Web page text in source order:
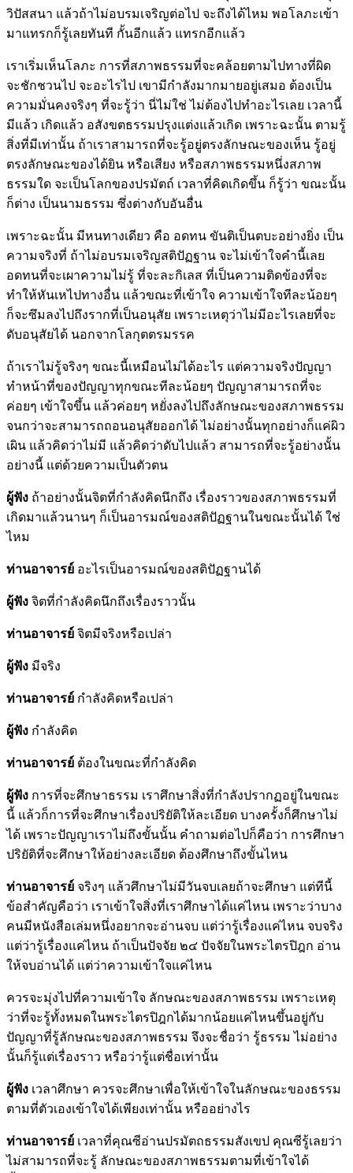
วิปัสสนา แล้วถ้าไม่อบรมเจริญต่อไป จะถึงได้ไหม พอโลภะเข้า
มาแทรกก็รู้เลยทันที กั้นอีกแล้ว แทรกอีกแล้ว
เราเริ่มเห็นโลภะ การที่สภาพธรรมที่จะคล้อยตามไปทางที่ผิด
จะชักชวนไป จะอะไรไป เขามีกำลังมากมายอยู่เสมอ ต้องเป็น
ความมั่นคงจริงๆ ที่จะรู้ว่า นี่ไม่ใช่ ไม่ต้องไปทำอะไรเลย เวลานี้
มีแล้ว เกิดแล้ว อสังขตธรรมปรุงแต่งแล้วเกิด เพราะฉะนั้น ตามรู้
สิ่งที่มีเท่านั้น ถ้าเราสามารถที่จะรู้อยู่ตรงลักษณะของเห็น รู้อยู่
ตรงลักษณะของได้ยิน หรือเสียง หรือสภาพธรรมหนึ่งสภาพ
ธรรมใด จะเป็นโลกของปรมัตถ์ เวลาที่คิดเกิดขึ้น ก็รู้ว่า ขณะนั้น
ก็ต่าง เป็นนามธรรม ซึ่งต่างกับอันอื่น
เพราะฉะนั้น มีหนทางเดียว คือ อดทน ขันติเป็นตบะอย่างยิ่ง เป็น
ความจริงที่ ถ้าไม่อบรมเจริญสติปัฏฐาน จะไม่เข้าใจคำนี้เลย
อดทนที่จะเผาความไม่รู้ ที่จะละกิเลส ที่เป็นความติดข้องที่จะ
ทำให้หันเหไปทางอื่น แล้วขณะที่เข้าใจ ความเข้าใจทีละน้อยๆ
ก็จะซึมลงไปถึงรากที่เป็นอนุสัย เพราะเหตุว่าไม่มีอะไรเลยที่จะ
ดับอนุสัยได้ นอกจากโลกุตตรมรรค
ถ้าเราไม่รู้จริงๆ ขณะนี้เหมือนไม่ได้อะไร แต่ความจริงปัญญา
ทำหน้าที่ของปัญญาทุกขณะทีละน้อยๆ ปัญญาสามารถที่จะ
ค่อยๆ เข้าใจขึ้น แล้วค่อยๆ หยั่งลงไปถึงลักษณะของสภาพธรรม
จนกว่าจะสามารถถอนอนุสัยออกได้ ไม่อย่างนั้นทุกอย่างก็แค่ผิว
เผิน แล้วคิดว่าไม่มี แล้วคิดว่าดับไปแล้ว สามารถที่จะรู้อย่างนั้น
อย่างนี้ แต่ด้วยความเป็นตัวตน
ผู้ฟัง ถ้าอย่างนั้นจิตที่กำลังคิดนึกถึง เรื่องราวของสภาพธรรมที่
เกิดมาแล้วนานๆ ก็เป็นอารมณ์ของสติปัฏฐานในขณะนั้นได้ ใช่
ไหม
ท่านอาจารย์ อะไรเป็นอารมณ์ของสติปัฏฐานได้
ผู้ฟัง จิตที่กำลังคิดนึกถึงเรื่องราวนั้น
ท่านอาจารย์ จิตมีจริงหรือเปล่า
ผู้ฟัง มีจริง
ท่านอาจารย์ กำลังคิดหรือเปล่า
ผู้ฟัง กำลังคิด
ท่านอาจารย์ ต้องในขณะที่กำลังคิด
ผู้ฟัง การที่จะศึกษาธรรม เราศึกษาสิ่งที่กำลังปรากฏอยู่ในขณะ
นี้ แล้วก็การที่จะศึกษาเรื่องปริยัติให้ละเอียด บางครั้งก็ศึกษาไม่
ได้ เพราะปัญญาเราไม่ถึงขั้นนั้น คำถามต่อไปก็คือว่า การศึกษา
ปริยัติที่จะศึกษาให้อย่างละเอียด ต้องศึกษาถึงขั้นไหน
ท่านอาจารย์ จริงๆ แล้วศึกษาไม่มีวันจบเลยถ้าจะศึกษา แต่ทีนี้
ข้อสำคัญคือว่า เราเข้าใจสิ่งที่เราศึกษาได้แค่ไหน เพราะว่าบาง
คนมีหนังสือเล่มหนึ่งอยากจะอ่านจบ แต่ว่ารู้เรื่องแค่ไหน จบจริง
แต่ว่ารู้เรื่องแค่ไหน ถ้าเป็นปัจจัย ๒๔ ปัจจัยในพระไตรปิฎก อ่าน
ให้จบอ่านได้ แต่ว่าความเข้าใจแค่ไหน
ควรจะมุ่งไปที่ความเข้าใจ ลักษณะของสภาพธรรม เพราะเหตุ
ว่าที่จะรู้ทั้งหมดในพระไตรปิฎกได้มากน้อยแค่ไหนขึ้นอยู่กับ
ปัญญาที่รู้ลักษณะของสภาพธรรม จึงจะชื่อว่า รู้ธรรม ไม่อย่าง
นั้นก็รู้แต่เรื่องราว หรือว่ารู้แต่ชื่อเท่านั้น
ผู้ฟัง เวลาศึกษา ควรจะศึกษาเพื่อให้เข้าใจในลักษณะของธรรม
ตามที่ตัวเองเข้าใจได้เพียงเท่านั้น หรืออย่างไร
ท่านอาจารย์ เวลาที่คุณซีอ่านปรมัตถธรรมสังเขป คุณซีรู้เลยว่า
ไม่สามารถที่จะรู้ ลักษณะของสภาพธรรมตามที่เข้าใจได้